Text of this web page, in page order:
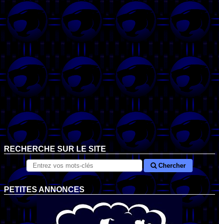
RECHERCHE SUR LE SITE
Chercher
PETITES ANNONCES